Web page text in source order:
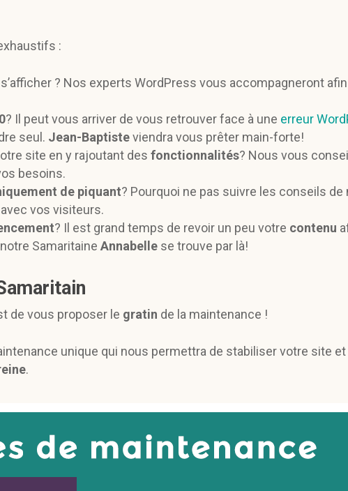
:
? Nos experts WordPress vous accompagneront afin
? Il peut vous arriver de vous retrouver face à une erreur
seul. Jean-Baptisteviendra vous prêter main-forte!
site en y rajoutant des fonctionnalités? Nous vous
besoins.
de piquant? Pourquoi ne pas suivre les conseils
vos visiteurs.
? Il est grand temps de revoir un peu votre contenu
Samaritaine Annabelle se trouve par là!
de vous proposer le gratin de la maintenance !
unique qui nous permettra de stabiliser votre site
.